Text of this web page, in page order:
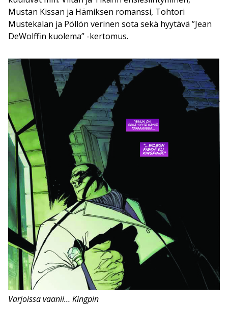
Mustan Kissan ja Hämiksen romanssi, Tohtori
Mustekalan ja Pöllön verinen sota sekä hyytävä ”Jean
DeWolffin kuolema” -kertomus.
Varjoissa vaanii… Kingpin